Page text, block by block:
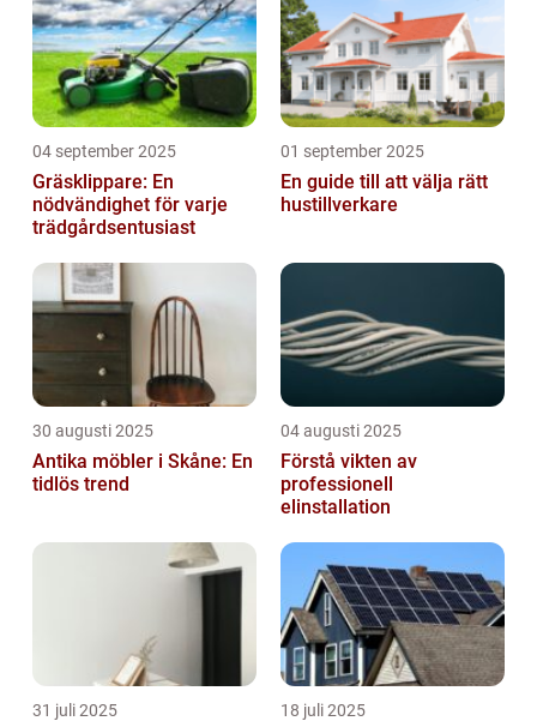
04 september 2025
Gräsklippare: En
nödvändighet för varje
trädgårdsentusiast
01 september 2025
En guide till att välja rätt
hustillverkare
30 augusti 2025
Antika möbler i Skåne: En
tidlös trend
04 augusti 2025
Förstå vikten av
professionell
elinstallation
31 juli 2025 18 juli 2025